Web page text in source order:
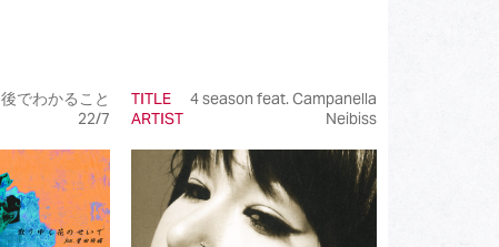
後でわかること
22/7
TITLE
4 season feat. Campanella
ARTIST
Neibiss